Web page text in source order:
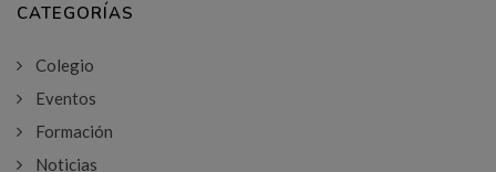
CATEGORÍAS
Colegio
Eventos
Formación
Noticias